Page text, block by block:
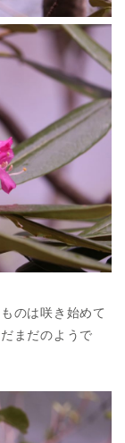
のは咲き始めて
まだのようで